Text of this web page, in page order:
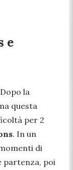
e
Dopo la
questa
per 2
. In un
di
partenza, poi